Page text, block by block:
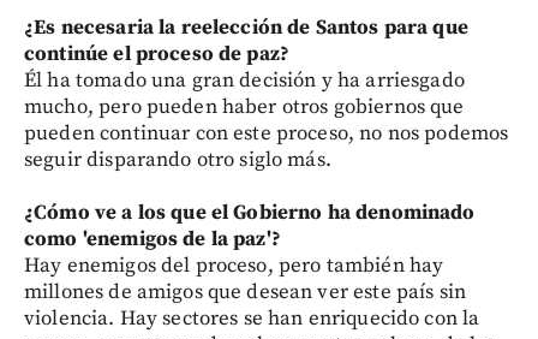
¿Es necesaria la reelección de Santos para que
continúe el proceso de paz?
Él ha tomado una gran decisión y ha arriesgado
mucho, pero pueden haber otros gobiernos que
pueden continuar con este proceso, no nos podemos
seguir disparando otro siglo más.
¿Cómo ve a los que el Gobierno ha denominado
como 'enemigos de la paz'?
Hay enemigos del proceso, pero también hay
millones de amigos que desean ver este país sin
violencia. Hay sectores se han enriquecido con la